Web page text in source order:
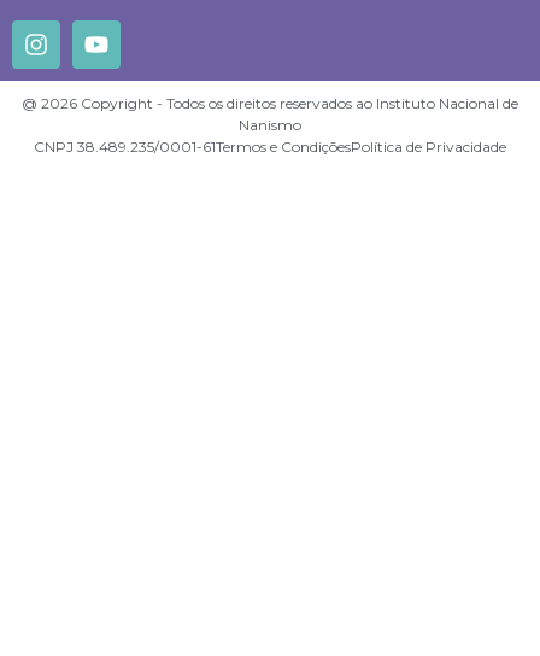
@ 2026 Copyright - Todos os direitos reservados ao Instituto Nacional de
Nanismo
CNPJ 38.489.235/0001-61Termos e CondiçõesPolítica de Privacidade